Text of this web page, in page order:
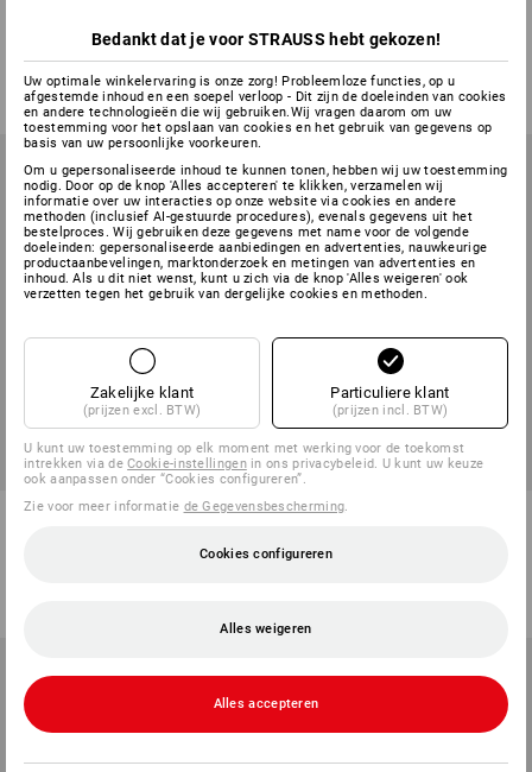
v.a. € 41,02
(incl. BTW) v.a. 10 stuks
v.a. € 82,16
(incl. BTW) v.a. 20 stuks
STONEKIT T-shirt Basic Piratenbroek e.s.active
8 kleuren
Bedankt dat je voor STRAUSS hebt gekozen!
Uw optimale winkelervaring is onze zorg! Probleemloze functies, op u
afgestemde inhoud en een soepel verloop - Dit zijn de doeleinden van cookies
en andere technologieën die wij gebruiken.Wij vragen daarom om uw
toestemming voor het opslaan van cookies en het gebruik van gegevens op
basis van uw persoonlijke voorkeuren.
Om u gepersonaliseerde inhoud te kunnen tonen, hebben wij uw toestemming
nodig. Door op de knop 'Alles accepteren' te klikken, verzamelen wij
informatie over uw interacties op onze website via cookies en andere
methoden (inclusief AI-gestuurde procedures), evenals gegevens uit het
bestelproces. Wij gebruiken deze gegevens met name voor de volgende
doeleinden: gepersonaliseerde aanbiedingen en advertenties, nauwkeurige
productaanbevelingen, marktonderzoek en metingen van advertenties en
inhoud. Als u dit niet wenst, kunt u zich via de knop 'Alles weigeren' ook
verzetten tegen het gebruik van dergelijke cookies en methoden.
Zakelijke klant
(prijzen excl. BTW)
Particuliere klant
(prijzen incl. BTW)
U kunt uw toestemming op elk moment met werking voor de toekomst
intrekken via deCookie-instellingenin ons privacybeleid. U kunt uw keuze
ook aanpassen onder “Cookies configureren”.
Zie voor meer informatie de Gegevensbescherming
Cookies configureren
Alles weigeren
Alles accepteren